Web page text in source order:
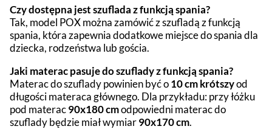
Czy dostępna jest szuflada z funkcją spania?
Tak, model POX można zamówić z szufladą z funkcją
spania, która zapewnia dodatkowe miejsce do spania dla
dziecka, rodzeństwa lub gościa.
Jaki materac pasuje do szuflady z funkcją spania?
Materac do szuflady powinien być o10 cm krótszyod
długości materaca głównego. Dla przykładu: przy łóżku
pod materac90x180 cmodpowiedni materac do
szuflady będzie miał wymiar90x170 cm.